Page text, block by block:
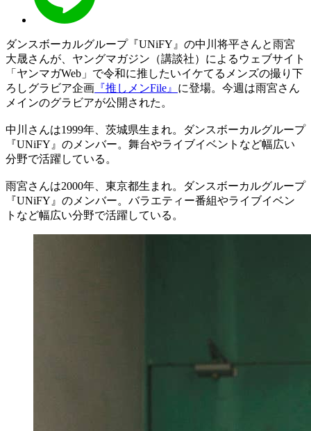
ダンスボーカルグループ『UNiFY』の中川将平さんと雨宮
大晟さんが、ヤングマガジン（講談社）によるウェブサイト
「ヤンマガWeb」で令和に推したいイケてるメンズの撮り下
ろしグラビア企画 『推しメンFile』 に登場。今週は雨宮さん
メインのグラビアが公開された。
中川さんは1999年、茨城県生まれ。ダンスボーカルグループ
『UNiFY』のメンバー。舞台やライブイベントなど幅広い
分野で活躍している。
雨宮さんは2000年、東京都生まれ。ダンスボーカルグループ
『UNiFY』のメンバー。バラエティー番組やライブイベン
トなど幅広い分野で活躍している。